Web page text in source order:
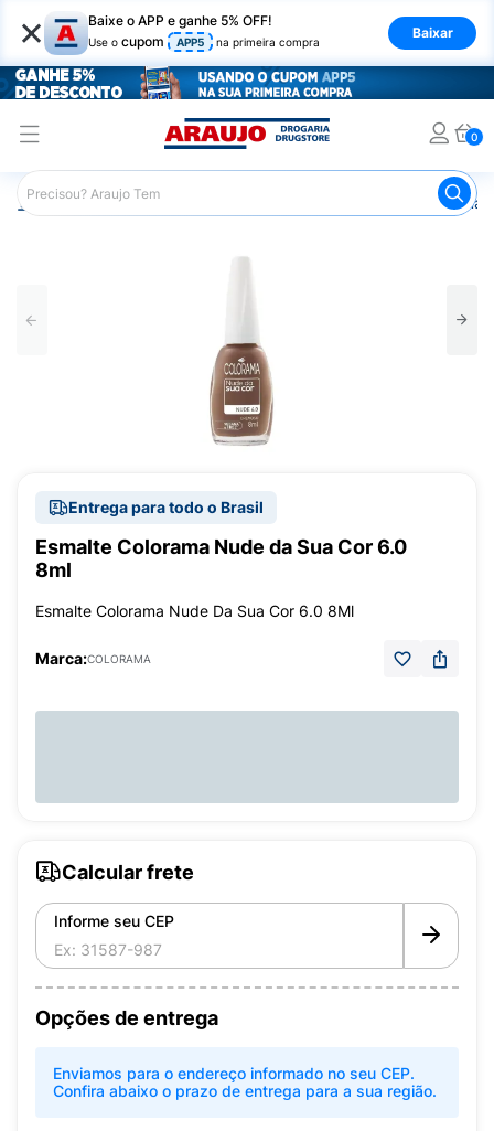
× Baixe o APP e ganhe 5% OFF!
Use o cupom APP5 na primeira compra
Baixar
0
Araujo Beleza e Cuidados
Entrega para todo o Brasil
Esmalte Colorama Nude da Sua Cor 6.0
8ml
Esmalte Colorama Nude Da Sua Cor 6.0 8Ml
Marca:COLORAMA
Calcular frete
Informe seu CEP
Opções de entrega
Enviamos para o endereço informado no seu CEP.
Confira abaixo o prazo de entrega para a sua região.